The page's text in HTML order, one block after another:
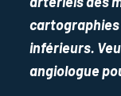
cartographies
inférieurs.
angiologue